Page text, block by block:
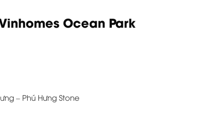
Ocean Park
– Phú Hưng Stone